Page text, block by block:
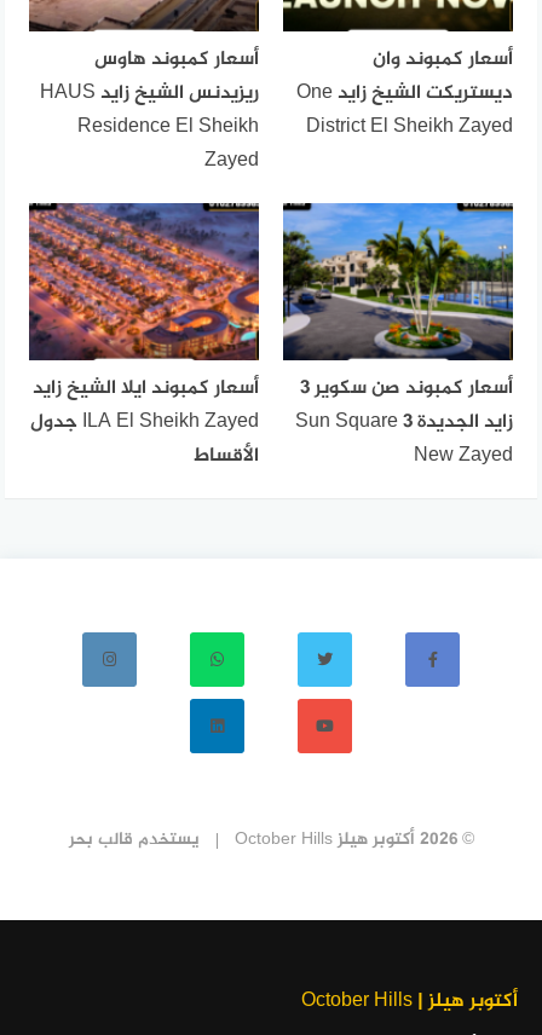
أسعار كمبوند وان
ديستريكت الشيخ زايد One
District El Sheikh Zayed
أسعار كمبوند هاوس
ريزيدنس الشيخ زايد HAUS
Residence El Sheikh
Zayed
أسعار كمبوند صن سكوير 3
زايد الجديدة Sun Square 3
New Zayed
أسعار كمبوند ايلا الشيخ زايد
ILA El Sheikh Zayed جدول
الأقساط
© 2026 أكتوبر هيلز October Hills يستخدم قالب بحر
أكتوبر هيلز | October Hills